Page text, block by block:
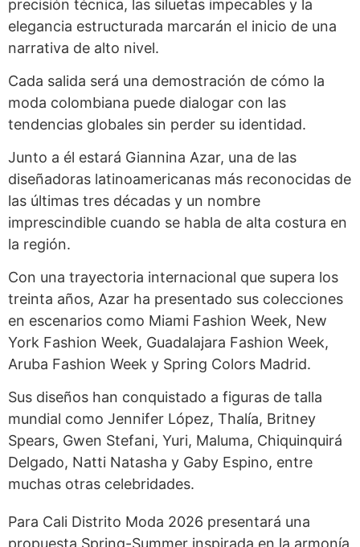
precisión técnica, las siluetas impecables y la
elegancia estructurada marcarán el inicio de una
narrativa de alto nivel.
Cada salida será una demostración de cómo la
moda colombiana puede dialogar con las
tendencias globales sin perder su identidad.
Junto a él estará Giannina Azar, una de las
diseñadoras latinoamericanas más reconocidas de
las últimas tres décadas y un nombre
imprescindible cuando se habla de alta costura en
la región.
Con una trayectoria internacional que supera los
treinta años, Azar ha presentado sus colecciones
en escenarios como Miami Fashion Week, New
York Fashion Week, Guadalajara Fashion Week,
Aruba Fashion Week y Spring Colors Madrid.
Sus diseños han conquistado a figuras de talla
mundial como Jennifer López, Thalía, Britney
Spears, Gwen Stefani, Yuri, Maluma, Chiquinquirá
Delgado, Natti Natasha y Gaby Espino, entre
muchas otras celebridades.
Para Cali Distrito Moda 2026 presentará una
propuesta Spring-Summer inspirada en la armonía